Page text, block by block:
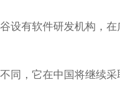
设有软件研发机构，
同，它在中国将继续